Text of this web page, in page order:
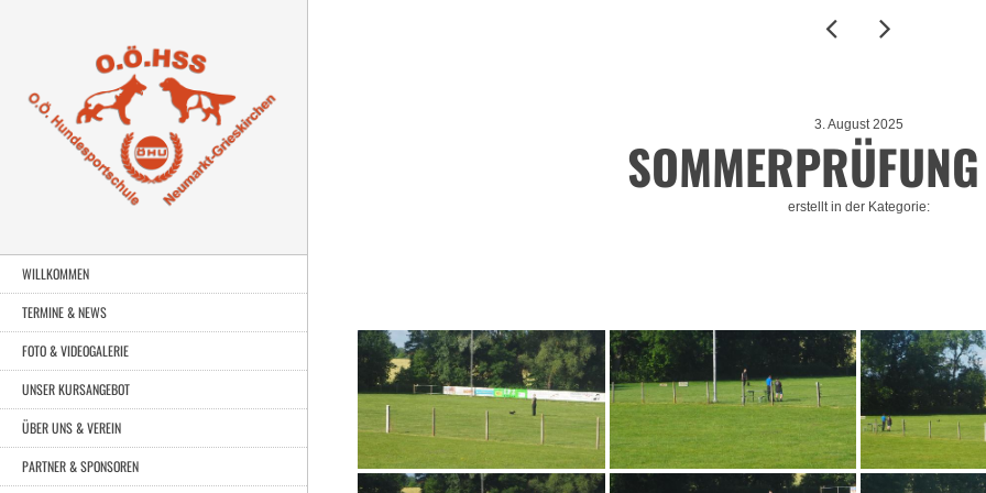
WILLKOMMEN
TERMINE & NEWS
FOTO & VIDEOGALERIE
UNSER KURSANGEBOT
ÜBER UNS & VEREIN
PARTNER & SPONSOREN
3. August 2025
erstellt in der Kategorie: